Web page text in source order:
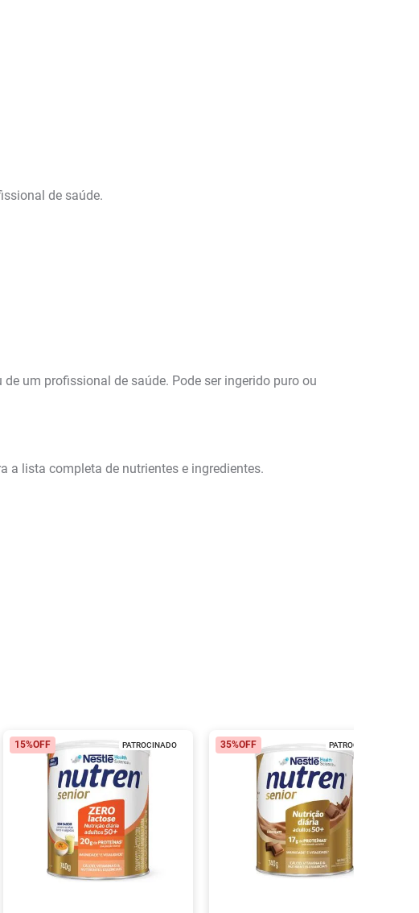
de saúde.
um profissional de saúde. Pode ser ingerido puro ou
a lista completa de nutrientes e ingredientes.
PATROCINADO
15%OFF PATROCINADO
35%OFF